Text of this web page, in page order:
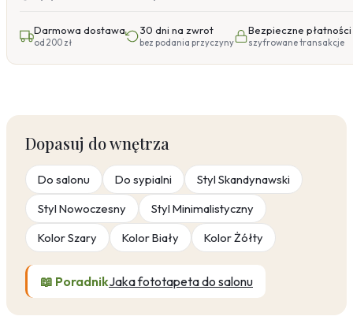
Darmowa dostawa
od 200 zł
30 dni na zwrot
bez podania przyczyny
Bezpieczne płatności
szyfrowane transakcje
Dopasuj do wnętrza
Do salonu Do sypialni
Styl Skandynawski
Styl Nowoczesny
Styl Minimalistyczny
Kolor Szary
Kolor Biały Kolor Żółty
📖 PoradnikJaka fototapeta do salonu